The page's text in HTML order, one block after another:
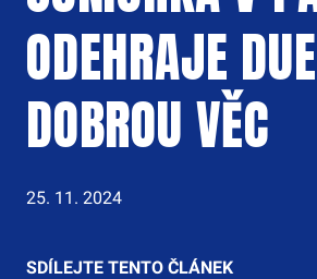
ODEHRAJE
DOBROU VĚC
25. 11. 2024
SDÍLEJTE TENTO ČLÁNEK